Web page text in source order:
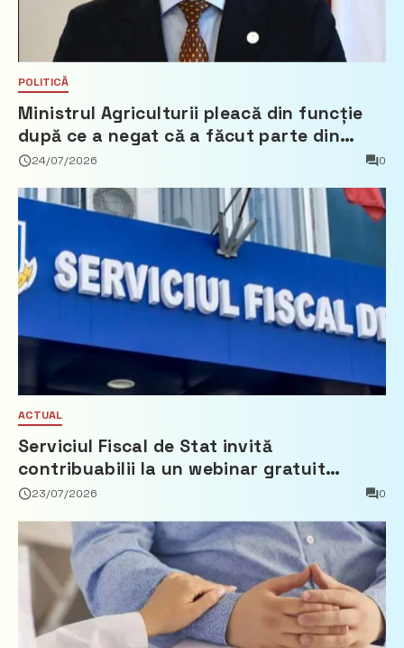
POLITICĂ
Ministrul Agriculturii pleacă din funcție
după ce a negat că a făcut parte din
Partidul Democrat
24/07/2026 0
ACTUAL
Serviciul Fiscal de Stat invită
contribuabilii la un webinar gratuit
privind calculul impozitului pe bunurile
23/07/2026 0